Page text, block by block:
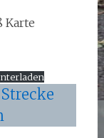
Karte